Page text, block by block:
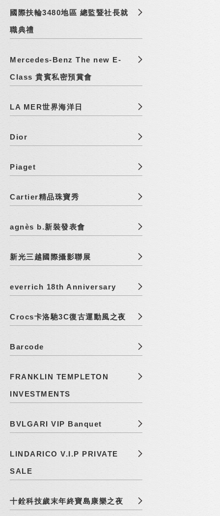
國際扶輪3480地區 總監暨社長就
職典禮
Mercedes-Benz The new E-
Class 貴賓私密預賞會
LA MER世界海洋日
Dior
Piaget
Cartier精品珠寶秀
agnès b.新裝發表會
新光三越國際攝影聯展
everrich 18th Anniversary
Crocs卡洛馳3C復古運動風之夜
Barcode
FRANKLIN TEMPLETON
INVESTMENTS
BVLGARI VIP Banquet
LINDARICO V.I.P PRIVATE
SALE
十銓科技歲末年終寶島康樂之夜